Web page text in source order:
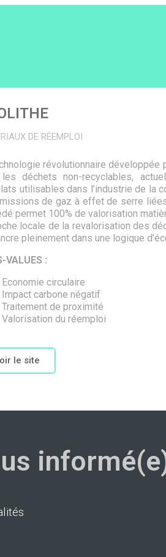
DE RÉEMPLOI
révolutionnaire développée
déchets non-recyclables,
utilisables dans l’industrie de la
de gaz à effet de serre
permet 100% de valorisation
locale de la revalorisation des
pleinement dans une logique
VALUES :
Economie circulaire
Impact carbone négatif
Traitement de proximité
Valorisation du réemploi
le site